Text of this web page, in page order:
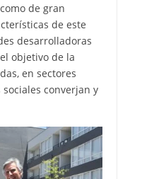
de gran
de este
desarrolladoras
objetivo de la
en sectores
converjan y